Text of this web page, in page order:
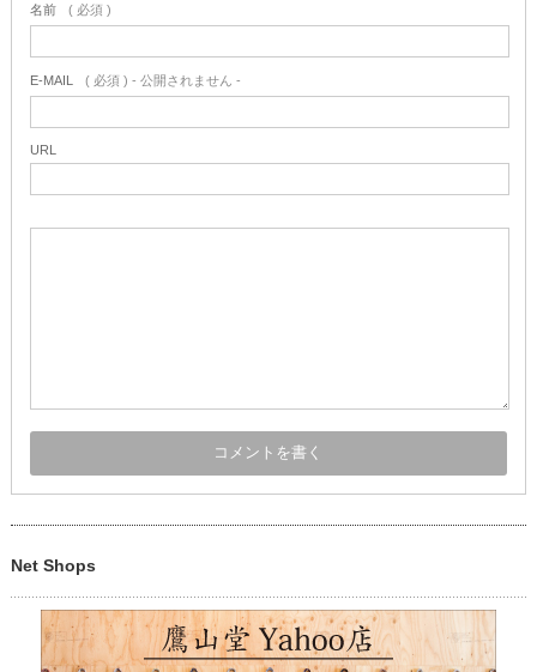
名前 ( 必須 )
E-MAIL ( 必須 ) - 公開されません -
URL
Net Shops